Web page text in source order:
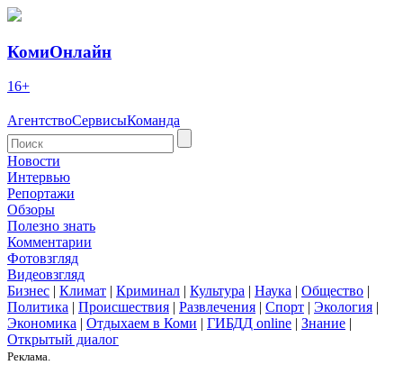
КомиОнлайн
16+
АгентствоСервисыКоманда
Новости
Интервью
Репортажи
Обзоры
Полезно знать
Комментарии
Фотовзгляд
Видеовзгляд
Бизнес | Климат | Криминал | Культура | Наука | Общество |
Политика | Происшествия | Развлечения | Спорт | Экология |
Экономика | Отдыхаем в Коми | ГИБДД online | Знание |
Открытый диалог
Реклама.